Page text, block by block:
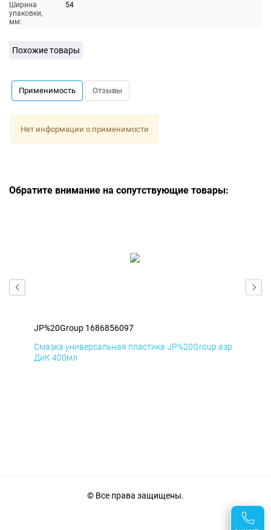
Ширина
упаковки,
мм:
54
Похожие товары
Применимость Отзывы
Нет информации о применимости
Обратите внимание на сопутствующие товары:
JP%20Group 1686856097
Смазка универсальная пластика JP%20Group аэр
ДиК 400мл
© Все права защищены.